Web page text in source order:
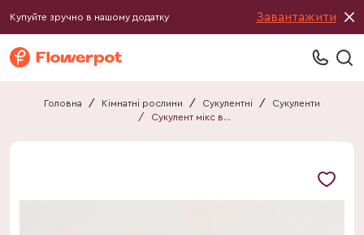
Купуйте зручно в нашому додатку Завантажити
Головна / Кімнатні рослини / Сукулентні /
Сукуленти
/
Сукулент мікс в кер.